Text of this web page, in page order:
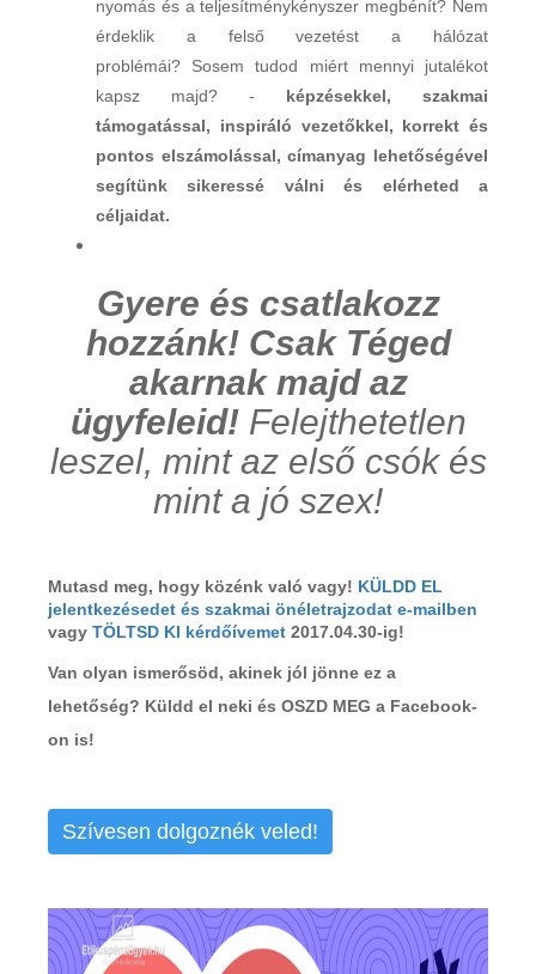
nyomás és a teljesítménykényszer megbénít? Nem
érdeklik a felső vezetést a hálózat
problémái? Sosem tudod miért mennyi jutalékot
kapsz majd? - képzésekkel, szakmai
támogatással, inspiráló vezetőkkel, korrekt és
pontos elszámolással, címanyag lehetőségével
segítünk sikeressé válni és elérheted a
céljaidat.
Gyere és csatlakozz
hozzánk! Csak Téged
akarnak majd az
ügyfeleid! Felejthetetlen
leszel, mint az első csók és
mint a jó szex!
Mutasd meg, hogy közénk való vagy! KÜLDD EL
jelentkezésedet és szakmai önéletrajzodat e-mailben
vagy TÖLTSD KI kérdőívemet 2017.04.30-ig!
Van olyan ismerősöd, akinek jól jönne ez a
lehetőség? Küldd el neki és OSZD MEG a Facebook-
on is!
Szívesen dolgoznék veled!